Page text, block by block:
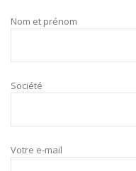
Nom et prénom
Société
Votre e-mail